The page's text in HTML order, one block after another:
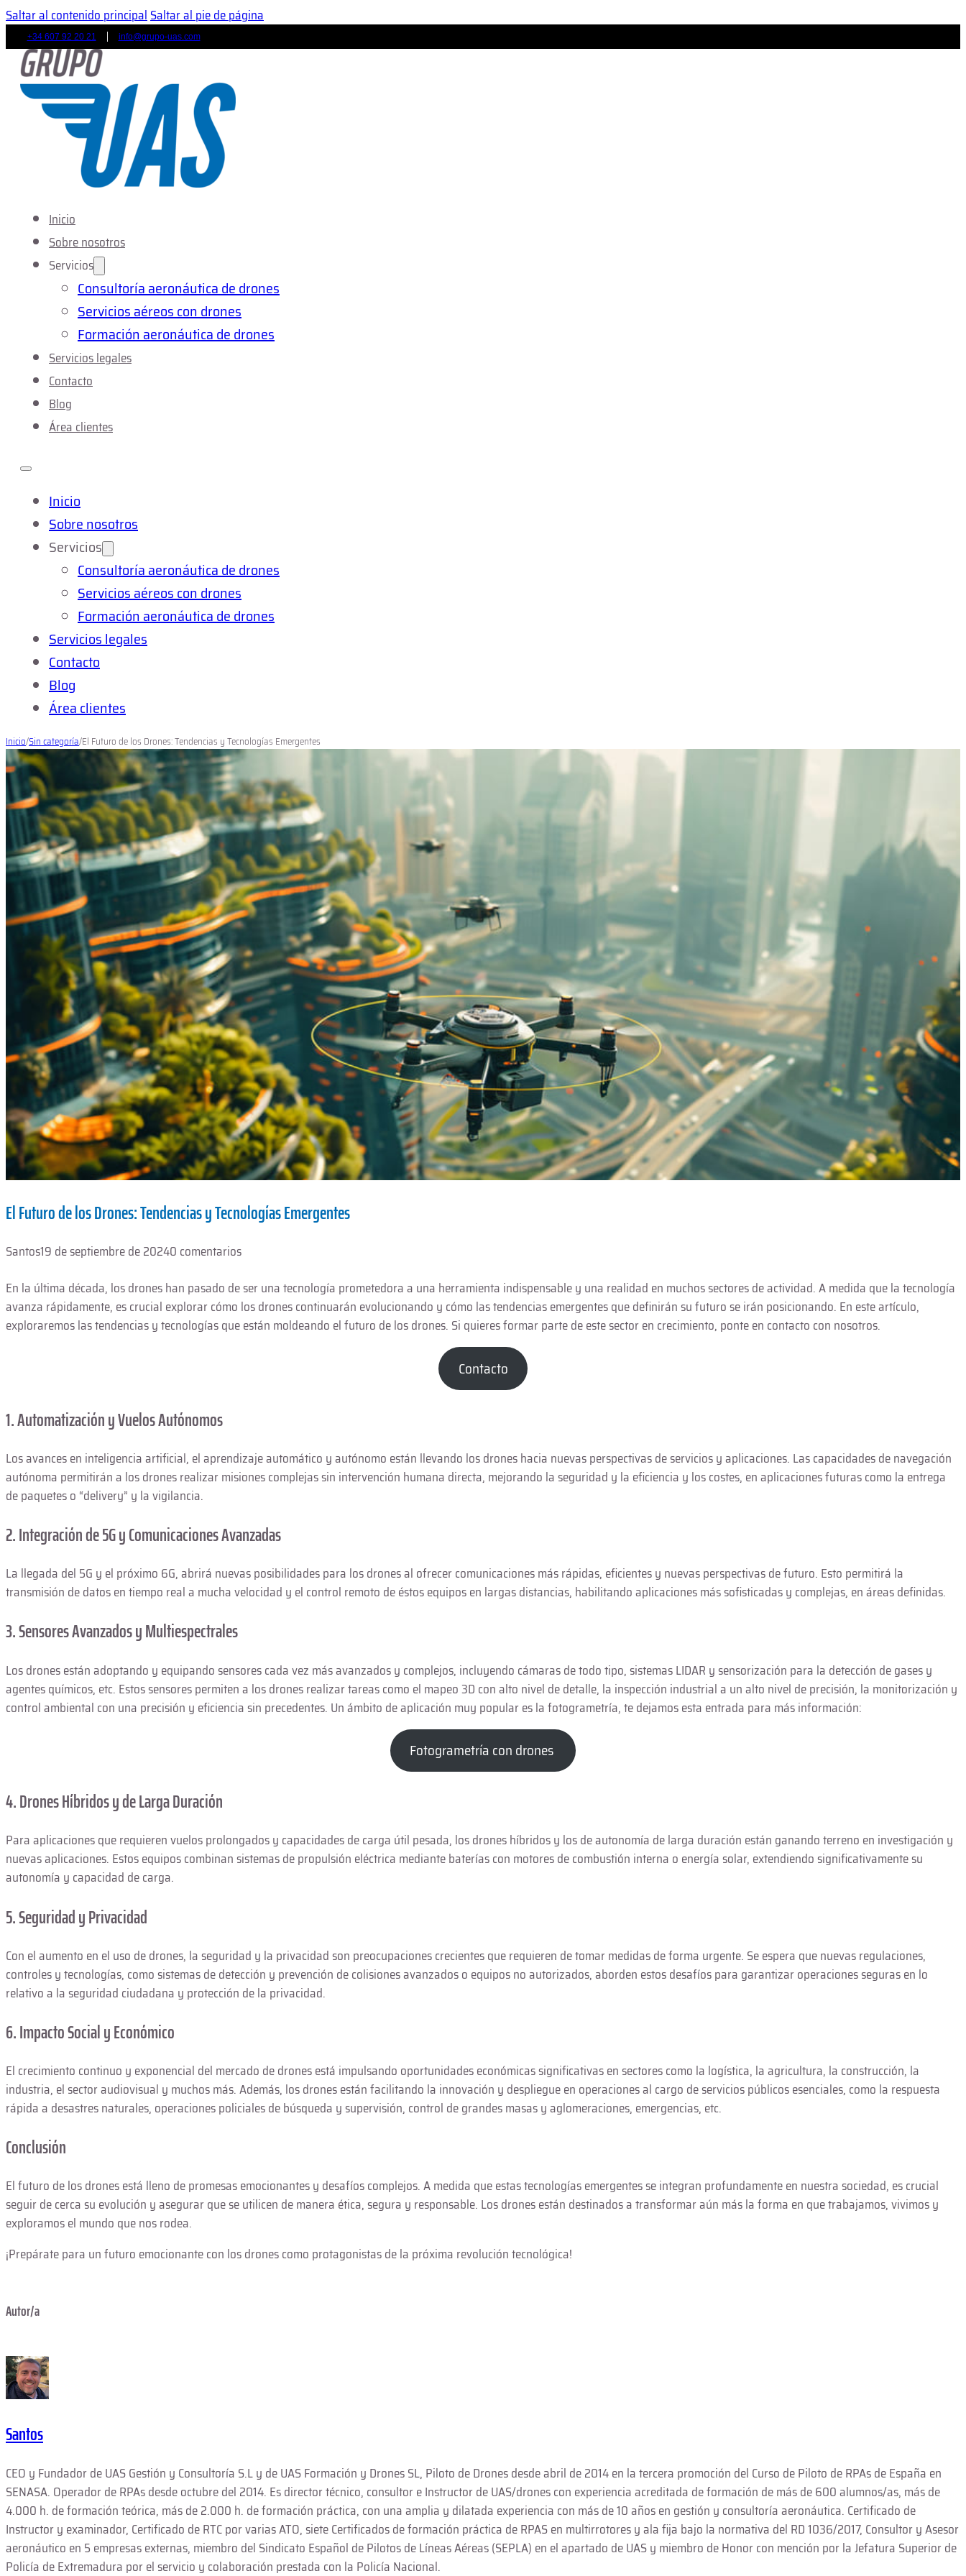
Saltar al contenido principal Saltar al pie de página
+34 607 92 20 21 info@grupo-uas.com
Inicio
Sobre nosotros
Servicios
Consultoría aeronáutica de drones
Servicios aéreos con drones
Formación aeronáutica de drones
Servicios legales
Contacto
Blog
Área clientes
Inicio
Sobre nosotros
Servicios
Consultoría aeronáutica de drones
Servicios aéreos con drones
Formación aeronáutica de drones
Servicios legales
Contacto
Blog
Área clientes
Inicio/Sin categoría/El Futuro de los Drones: Tendencias y Tecnologías Emergentes
El Futuro de los Drones: Tendencias y Tecnologías Emergentes
Santos19 de septiembre de 20240 comentarios
En la última década, los drones han pasado de ser una tecnología prometedora a una herramienta indispensable y una realidad en muchos sectores de actividad. A medida que la tecnología
avanza rápidamente, es crucial explorar cómo los drones continuarán evolucionando y cómo las tendencias emergentes que definirán su futuro se irán posicionando. En este artículo,
exploraremos las tendencias y tecnologías que están moldeando el futuro de los drones. Si quieres formar parte de este sector en crecimiento, ponte en contacto con nosotros.
Contacto
1. Automatización y Vuelos Autónomos
Los avances en inteligencia artificial, el aprendizaje automático y autónomo están llevando los drones hacia nuevas perspectivas de servicios y aplicaciones. Las capacidades de navegación
autónoma permitirán a los drones realizar misiones complejas sin intervención humana directa, mejorando la seguridad y la eficiencia y los costes, en aplicaciones futuras como la entrega
de paquetes o “delivery” y la vigilancia.
2. Integración de 5G y Comunicaciones Avanzadas
La llegada del 5G y el próximo 6G, abrirá nuevas posibilidades para los drones al ofrecer comunicaciones más rápidas, eficientes y nuevas perspectivas de futuro. Esto permitirá la
transmisión de datos en tiempo real a mucha velocidad y el control remoto de éstos equipos en largas distancias, habilitando aplicaciones más sofisticadas y complejas, en áreas definidas.
3. Sensores Avanzados y Multiespectrales
Los drones están adoptando y equipando sensores cada vez más avanzados y complejos, incluyendo cámaras de todo tipo, sistemas LIDAR y sensorización para la detección de gases y
agentes químicos, etc. Estos sensores permiten a los drones realizar tareas como el mapeo 3D con alto nivel de detalle, la inspección industrial a un alto nivel de precisión, la monitorización y
control ambiental con una precisión y eficiencia sin precedentes. Un ámbito de aplicación muy popular es la fotogrametría, te dejamos esta entrada para más información:
Fotogrametría con drones
4. Drones Híbridos y de Larga Duración
Para aplicaciones que requieren vuelos prolongados y capacidades de carga útil pesada, los drones híbridos y los de autonomía de larga duración están ganando terreno en investigación y
nuevas aplicaciones. Estos equipos combinan sistemas de propulsión eléctrica mediante baterías con motores de combustión interna o energía solar, extendiendo significativamente su
autonomía y capacidad de carga.
5. Seguridad y Privacidad
Con el aumento en el uso de drones, la seguridad y la privacidad son preocupaciones crecientes que requieren de tomar medidas de forma urgente. Se espera que nuevas regulaciones,
controles y tecnologías, como sistemas de detección y prevención de colisiones avanzados o equipos no autorizados, aborden estos desafíos para garantizar operaciones seguras en lo
relativo a la seguridad ciudadana y protección de la privacidad.
6. Impacto Social y Económico
El crecimiento continuo y exponencial del mercado de drones está impulsando oportunidades económicas significativas en sectores como la logística, la agricultura, la construcción, la
industria, el sector audiovisual y muchos más. Además, los drones están facilitando la innovación y despliegue en operaciones al cargo de servicios públicos esenciales, como la respuesta
rápida a desastres naturales, operaciones policiales de búsqueda y supervisión, control de grandes masas y aglomeraciones, emergencias, etc.
Conclusión
El futuro de los drones está lleno de promesas emocionantes y desafíos complejos. A medida que estas tecnologías emergentes se integran profundamente en nuestra sociedad, es crucial
seguir de cerca su evolución y asegurar que se utilicen de manera ética, segura y responsable. Los drones están destinados a transformar aún más la forma en que trabajamos, vivimos y
exploramos el mundo que nos rodea.
¡Prepárate para un futuro emocionante con los drones como protagonistas de la próxima revolución tecnológica!
Autor/a
Santos
CEO y Fundador de UAS Gestión y Consultoría S.L y de UAS Formación y Drones SL, Piloto de Drones desde abril de 2014 en la tercera promoción del Curso de Piloto de RPAs de España en
SENASA. Operador de RPAs desde octubre del 2014. Es director técnico, consultor e Instructor de UAS/drones con experiencia acreditada de formación de más de 600 alumnos/as, más de
4.000 h. de formación teórica, más de 2.000 h. de formación práctica, con una amplia y dilatada experiencia con más de 10 años en gestión y consultoría aeronáutica. Certificado de
Instructor y examinador, Certificado de RTC por varias ATO, siete Certificados de formación práctica de RPAS en multirrotores y ala fija bajo la normativa del RD 1036/2017, Consultor y Asesor
aeronáutico en 5 empresas externas, miembro del Sindicato Español de Pilotos de Líneas Aéreas (SEPLA) en el apartado de UAS y miembro de Honor con mención por la Jefatura Superior de
Policía de Extremadura por el servicio y colaboración prestada con la Policía Nacional.